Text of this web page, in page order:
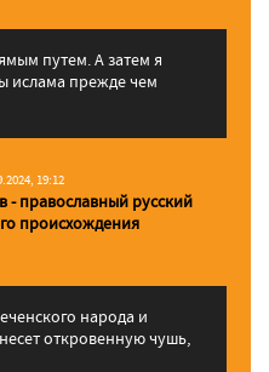
путем. А затем я
ислама прежде чем
19:12
- православный русский
происхождения
народа и
откровенную чушь,